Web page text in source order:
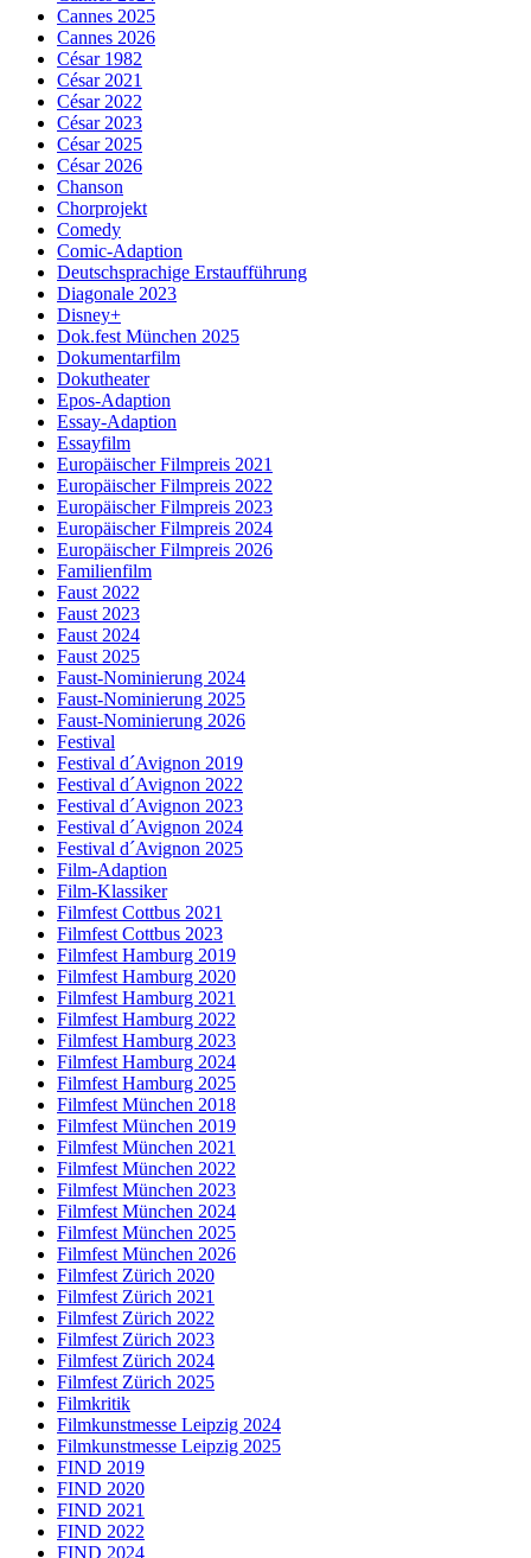
Cannes 2025
Cannes 2026
César 1982
César 2021
César 2022
César 2023
César 2025
César 2026
Chanson
Chorprojekt
Comedy
Comic-Adaption
Deutschsprachige Erstaufführung
Diagonale 2023
Disney+
Dok.fest München 2025
Dokumentarfilm
Dokutheater
Epos-Adaption
Essay-Adaption
Essayfilm
Europäischer Filmpreis 2021
Europäischer Filmpreis 2022
Europäischer Filmpreis 2023
Europäischer Filmpreis 2024
Europäischer Filmpreis 2026
Familienfilm
Faust 2022
Faust 2023
Faust 2024
Faust 2025
Faust-Nominierung 2024
Faust-Nominierung 2025
Faust-Nominierung 2026
Festival
Festival d´Avignon 2019
Festival d´Avignon 2022
Festival d´Avignon 2023
Festival d´Avignon 2024
Festival d´Avignon 2025
Film-Adaption
Film-Klassiker
Filmfest Cottbus 2021
Filmfest Cottbus 2023
Filmfest Hamburg 2019
Filmfest Hamburg 2020
Filmfest Hamburg 2021
Filmfest Hamburg 2022
Filmfest Hamburg 2023
Filmfest Hamburg 2024
Filmfest Hamburg 2025
Filmfest München 2018
Filmfest München 2019
Filmfest München 2021
Filmfest München 2022
Filmfest München 2023
Filmfest München 2024
Filmfest München 2025
Filmfest München 2026
Filmfest Zürich 2020
Filmfest Zürich 2021
Filmfest Zürich 2022
Filmfest Zürich 2023
Filmfest Zürich 2024
Filmfest Zürich 2025
Filmkritik
Filmkunstmesse Leipzig 2024
Filmkunstmesse Leipzig 2025
FIND 2019
FIND 2020
FIND 2021
FIND 2022
FIND 2024